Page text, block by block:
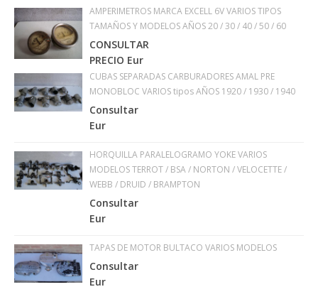
AMPERIMETROS MARCA EXCELL 6V VARIOS TIPOS
TAMAÑOS Y MODELOS AÑOS 20 / 30 / 40 / 50 / 60
CONSULTAR
PRECIO Eur
CUBAS SEPARADAS CARBURADORES AMAL PRE
MONOBLOC VARIOS tipos AÑOS 1920 / 1930 / 1940
Consultar
Eur
HORQUILLA PARALELOGRAMO YOKE VARIOS
MODELOS TERROT / BSA / NORTON / VELOCETTE /
WEBB / DRUID / BRAMPTON
Consultar
Eur
TAPAS DE MOTOR BULTACO VARIOS MODELOS
Consultar
Eur